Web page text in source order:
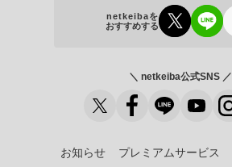
netkeibaを
おすすめする
＼ netkeiba公式SNS ／
お知らせ プレミアムサービス